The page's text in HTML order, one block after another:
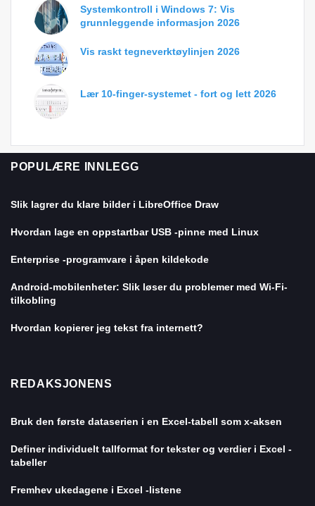
Systemkontroll i Windows 7: Vis
grunnleggende informasjon 2026
Vis raskt tegneverktøylinjen 2026
Lær 10-finger-systemet - fort og lett 2026
POPULÆRE INNLEGG
Slik lagrer du klare bilder i LibreOffice Draw
Hvordan lage en oppstartbar USB -pinne med Linux
Enterprise -programvare i åpen kildekode
Android-mobilenheter: Slik løser du problemer med Wi-Fi-
tilkobling
Hvordan kopierer jeg tekst fra internett?
REDAKSJONENS
Bruk den første dataserien i en Excel-tabell som x-aksen
Definer individuelt tallformat for tekster og verdier i Excel -
tabeller
Fremhev ukedagene i Excel -listene